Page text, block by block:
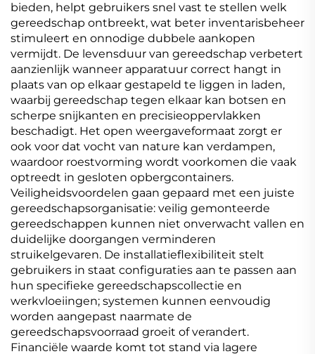
bieden, helpt gebruikers snel vast te stellen welk
gereedschap ontbreekt, wat beter inventarisbeheer
stimuleert en onnodige dubbele aankopen
vermijdt. De levensduur van gereedschap verbetert
aanzienlijk wanneer apparatuur correct hangt in
plaats van op elkaar gestapeld te liggen in laden,
waarbij gereedschap tegen elkaar kan botsen en
scherpe snijkanten en precisieoppervlakken
beschadigt. Het open weergaveformaat zorgt er
ook voor dat vocht van nature kan verdampen,
waardoor roestvorming wordt voorkomen die vaak
optreedt in gesloten opbergcontainers.
Veiligheidsvoordelen gaan gepaard met een juiste
gereedschapsorganisatie: veilig gemonteerde
gereedschappen kunnen niet onverwacht vallen en
duidelijke doorgangen verminderen
struikelgevaren. De installatieflexibiliteit stelt
gebruikers in staat configuraties aan te passen aan
hun specifieke gereedschapscollectie en
werkvloeiingen; systemen kunnen eenvoudig
worden aangepast naarmate de
gereedschapsvoorraad groeit of verandert.
Financiële waarde komt tot stand via lagere